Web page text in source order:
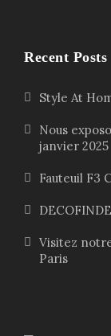
Recent Posts
Style At
Nous
janvier 2025
Fauteuil F3
Visitez
Paris